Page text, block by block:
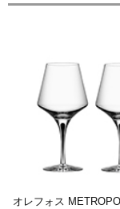
オレフォス